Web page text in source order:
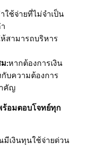
ใช้จ่ายที่ไม่จำเป็น
ห้สามารถบริหาร
:หากต้องการเงิน
กับความต้องการ
คัญ
ร้อมตอบโจทย์ทุก
เงินทุนใช้จ่ายด่วน